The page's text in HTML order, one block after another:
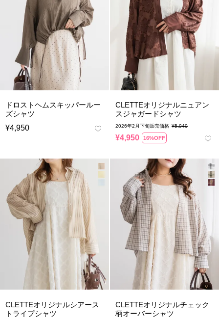
ドロストヘムスキッパールー
ズシャツ
¥4,950
CLETTEオリジナルニュアン
スジャガードシャツ
2026年2月下旬販売価格 ¥5,940
¥4,950 16%OFF
CLETTEオリジナルシアース
トライプシャツ
CLETTEオリジナルチェック
柄オーバーシャツ